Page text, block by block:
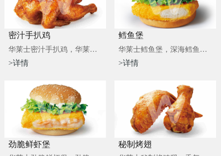
密汁手扒鸡
华莱士密汁手扒鸡，华莱士招牌烤鸡，喜欢华......
>详情
鳕鱼堡
华莱士鳕鱼堡，深海鳕鱼，先甜可口，舌尖上......
>详情
劲脆鲜虾堡 秘制烤翅